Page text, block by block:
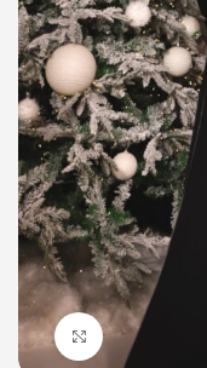
Click to enlarge